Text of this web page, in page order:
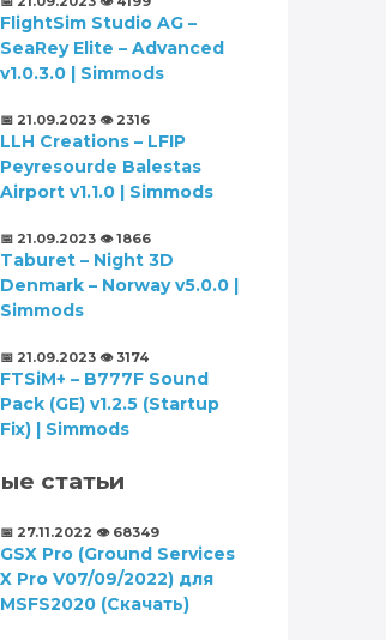
FlightSim Studio AG –
SeaRey Elite – Advanced
v1.0.3.0 | Simmods
📅 21.09.2023 👁️ 2316
LLH Creations – LFIP
Peyresourde Balestas
Airport v1.1.0 | Simmods
📅 21.09.2023 👁️ 1866
Taburet – Night 3D
Denmark – Norway v5.0.0 |
Simmods
📅 21.09.2023 👁️ 3174
FTSiM+ – B777F Sound
Pack (GE) v1.2.5 (Startup
Fix) | Simmods
статьи
📅 27.11.2022 👁️ 68349
GSX Pro (Ground Services
X Pro V07/09/2022) для
MSFS2020 (Скачать)